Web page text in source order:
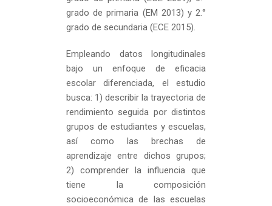
grado de primaria (EM 2013) y 2.°
grado de secundaria (ECE 2015).
Empleando datos longitudinales
bajo un enfoque de eficacia
escolar diferenciada, el estudio
busca: 1) describir la trayectoria de
rendimiento seguida por distintos
grupos de estudiantes y escuelas,
así como las brechas de
aprendizaje entre dichos grupos;
2) comprender la influencia que
tiene la composición
socioeconómica de las escuelas